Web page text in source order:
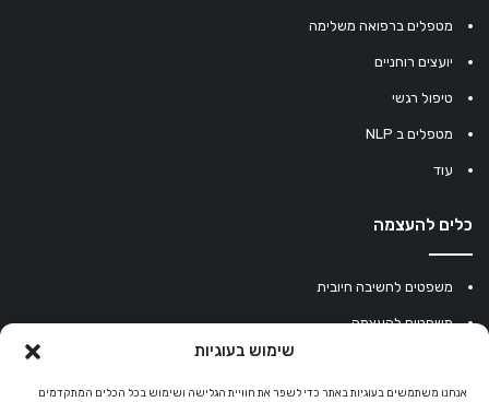
שימוש בעוגיות
אנחנו משתמשים בעוגיות באתר כדי לשפר את חוויית הגלישה ושימוש בכל הכלים המתקדמים
מטפלים ברפואה משלימה
יועצים רוחניים
טיפול רגשי
מטפלים ב NLP
עוד
כלים להעצמה
משפטים לחשיבה חיובית
משפטים להעצמה
מחשבון נומרולוגיה